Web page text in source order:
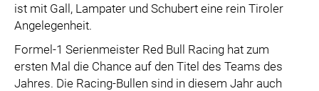
ist mit Gall, Lampater und Schubert eine rein Tiroler
Angelegenheit.
Formel-1 Serienmeister Red Bull Racing hat zum
ersten Mal die Chance auf den Titel des Teams des
Jahres. Die Racing-Bullen sind in diesem Jahr auch